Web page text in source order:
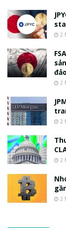
2
đảo
2
2
2
2